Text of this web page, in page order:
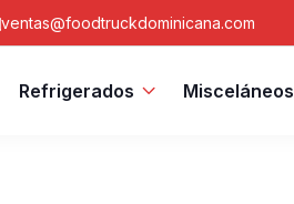
ventas@foodtruckdominicana.com
Refrigerados Misceláneos